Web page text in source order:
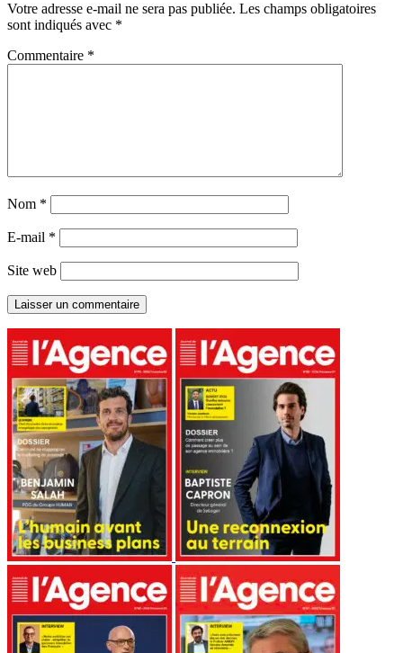
Votre adresse e-mail ne sera pas publiée. Les champs obligatoires
sont indiqués avec *
Commentaire *
Nom *
E-mail *
Site web